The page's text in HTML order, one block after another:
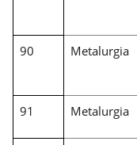
90 Metalurgia
91 Metalurgia